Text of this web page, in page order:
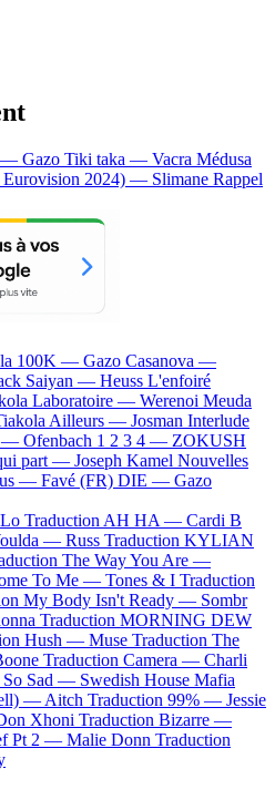
— Gazo Tiki taka — Vacra Médusa
Eurovision 2024) — Slimane Rappel
100K — Gazo Casanova —
Saiyan — Heuss L'enfoiré
Laboratoire — Werenoi Meuda
Ailleurs — Josman Interlude
— Ofenbach 1 2 3 4 — ZOKUSH
part — Joseph Kamel Nouvelles
— Favé (FR) DIE — Gazo
Traduction AH HA — Cardi B
— Russ Traduction KYLIAN
The Way You Are —
To Me — Tones & I Traduction
My Body Isn't Ready — Sombr
Traduction MORNING DEW
Hush — Muse Traduction The
Traduction Camera — Charli
So Sad — Swedish House Mafia
— Aitch Traduction 99% — Jessie
Xhoni Traduction Bizarre —
Pt 2 — Malie Donn Traduction